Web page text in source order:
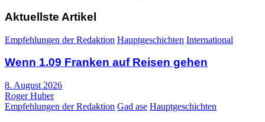
Aktuellste Artikel
Empfehlungen der Redaktion Hauptgeschichten International
Wenn 1.09 Franken auf Reisen gehen
8. August 2026
Roger Huber
Empfehlungen der Redaktion Gad ase Hauptgeschichten